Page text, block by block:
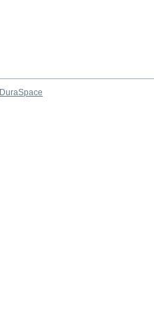
DuraSpace